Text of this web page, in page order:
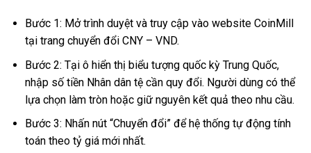
Bước 1: Mở trình duyệt và truy cập vào website CoinMill
tại trang chuyển đổi CNY – VND.
Bước 2: Tại ô hiển thị biểu tượng quốc kỳ Trung Quốc,
nhập số tiền Nhân dân tệ cần quy đổi. Người dùng có thể
lựa chọn làm tròn hoặc giữ nguyên kết quả theo nhu cầu.
Bước 3: Nhấn nút “Chuyển đổi” để hệ thống tự động tính
toán theo tỷ giá mới nhất.